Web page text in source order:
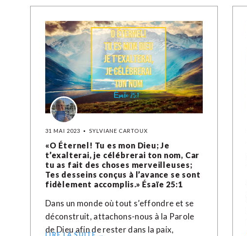
31 MAI 2023 SYLVIANE CARTOUX
«O Éternel! Tu es mon Dieu; Je
t’exalterai, je célébrerai ton nom, Car
tu as fait des choses merveilleuses;
Tes desseins conçus à l’avance se sont
fidèlement accomplis.» Ésaïe‬ ‭25‬:‭1‬ ‭
Dans un monde où tout s’effondre et se
déconstruit, attachons-nous à la Parole
de Dieu afin de rester dans la paix,